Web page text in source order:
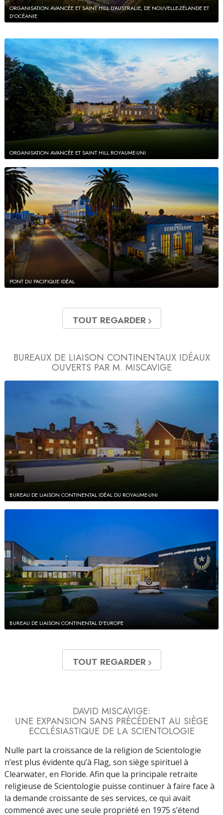
ORGANISATION AVANCÉE ET SAINT HILL D’AUSTRALIE, DE NOUVELLE-ZÉLANDE ET
D’OCÉANIE
ORGANISATION AVANCÉE ET SAINT HILL ROYAUME-UNI
PONT DU PACIFIQUE IDÉAL
TOUT REGARDER
BUREAUX DE LIAISON CONTINENTAUX IDÉAUX
OUVERTS PAR M. MISCAVIGE
BUREAU DE LIAISON CONTINENTAL IDÉAL DU ROYAUME-UNI
BUREAU DE LIAISON CONTINENTAL D’EUROPE
TOUT REGARDER
DAVID MISCAVIGE:
UNE EXPANSION SANS PRÉCÉDENT AU SIÈGE
ECCLÉSIASTIQUE DE LA SCIENTOLOGIE
Nulle part la croissance de la religion de Scientologie
n’est plus évidente qu’à Flag, son siège spirituel à
Clearwater, en Floride. Afin que la principale retraite
religieuse de Scientologie puisse continuer à faire face à
la demande croissante de ses services, ce qui avait
commencé avec une seule propriété en 1975 s’étend